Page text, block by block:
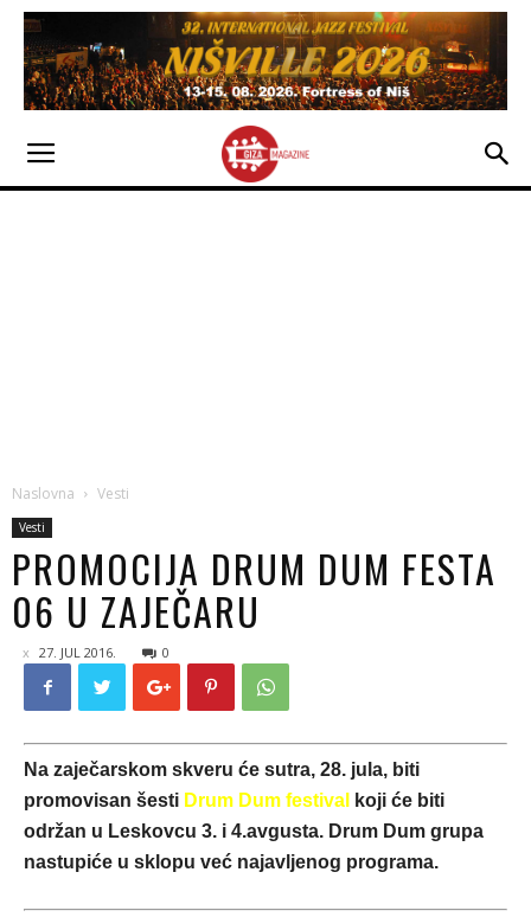
Naslovna Vesti
Vesti
PROMOCIJA DRUM DUM FESTA
06 U ZAJEČARU
27. JUL 2016. 0
Na zaječarskom skveru će sutra, 28. jula, biti
promovisan šesti Drum Dum festival
koji će biti
održan u Leskovcu 3. i 4.avgusta. Drum Dum grupa
nastupiće u sklopu već najavljenog programa.